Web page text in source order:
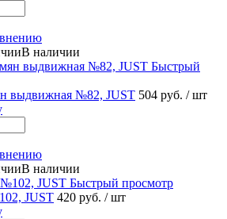
В наличии
Быстрый
выдвижная №82, JUST 504 руб. / шт
В наличии
Быстрый просмотр
JUST 420 руб. / шт